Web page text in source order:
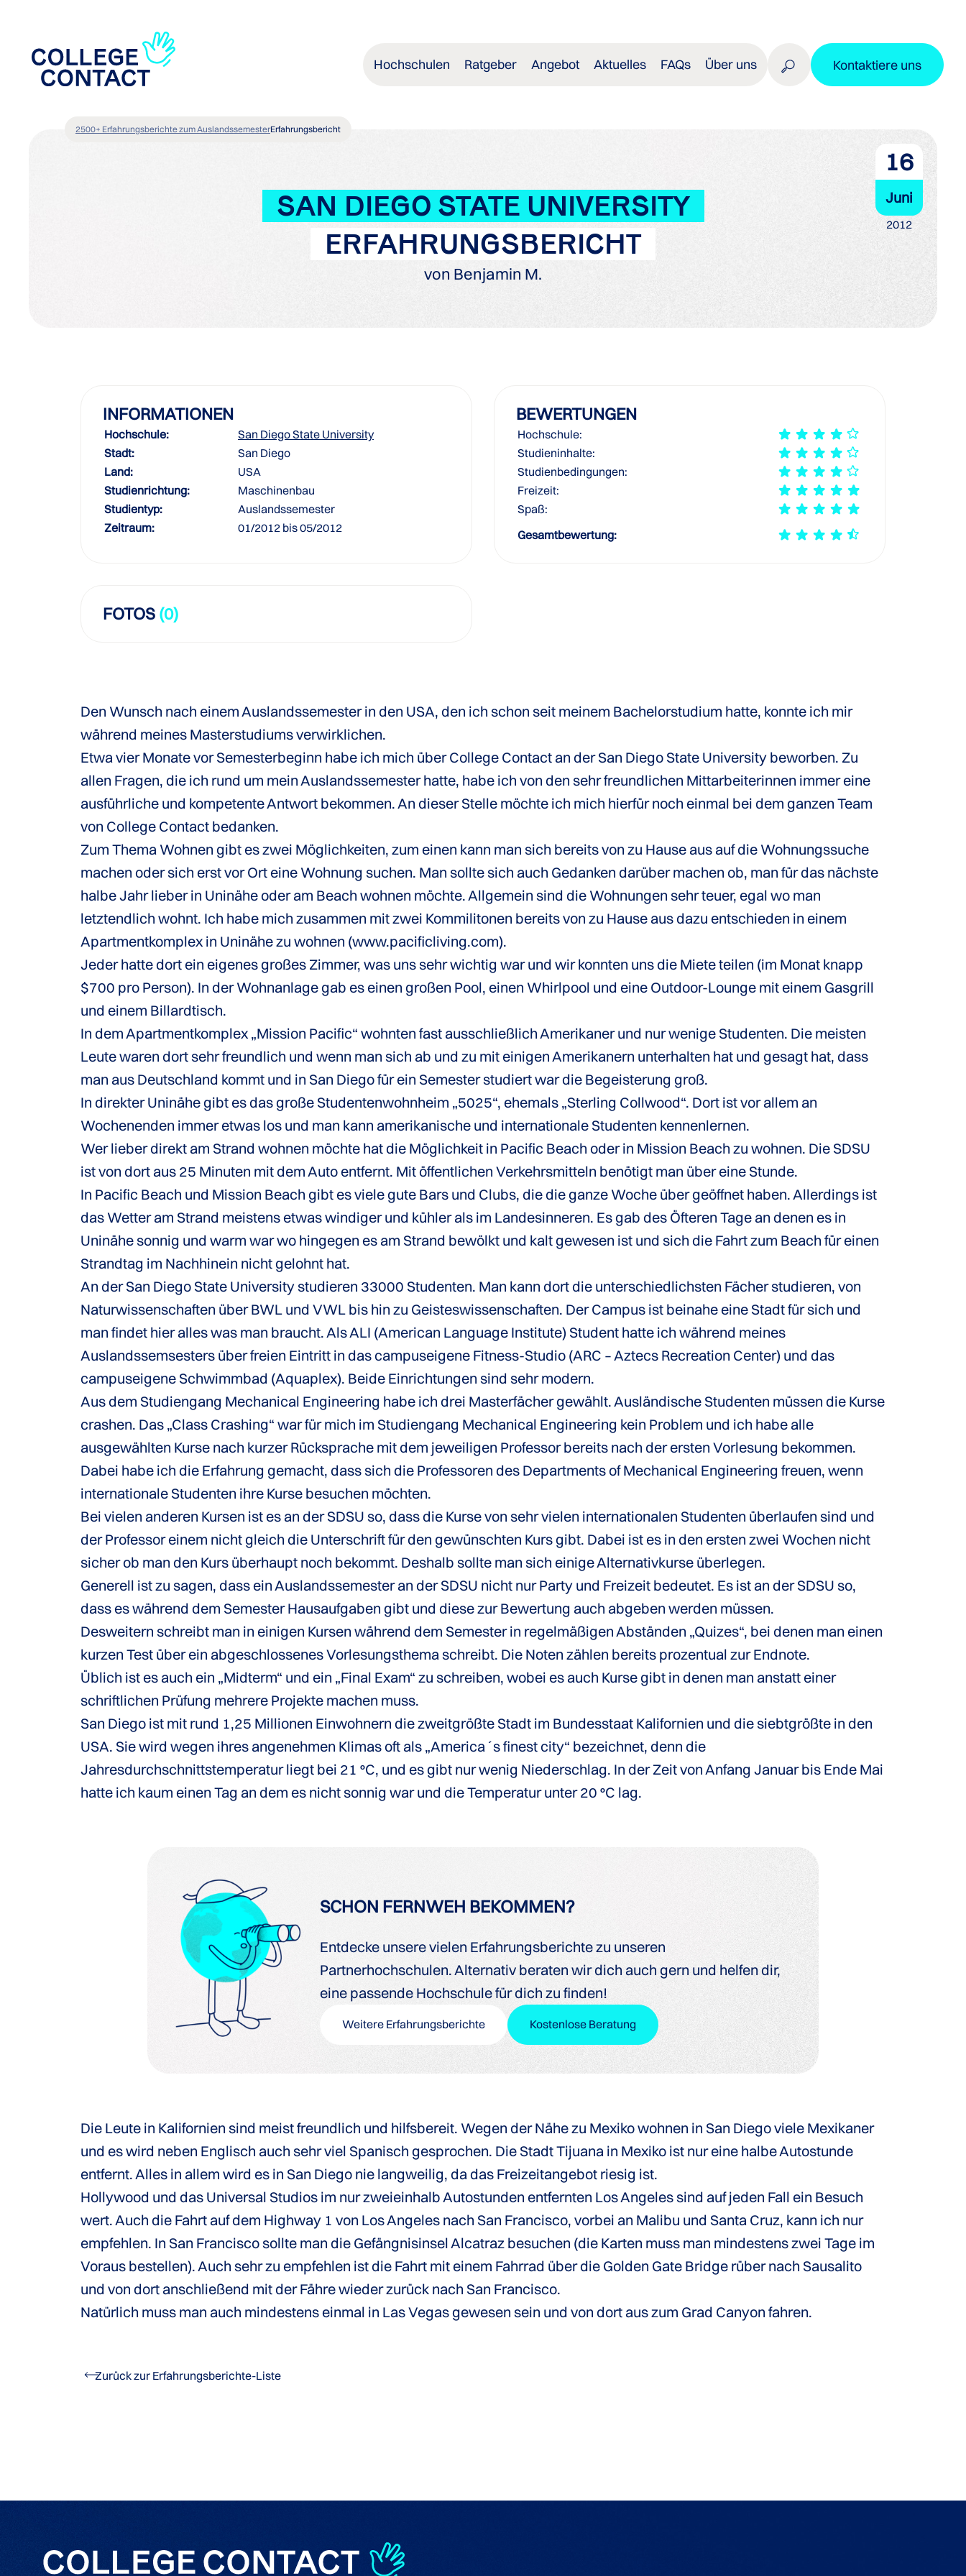
Hochschulen Ratgeber Angebot Aktuelles FAQs Über uns Kontaktiere uns
2500+ Erfahrungsberichte zum AuslandssemesterErfahrungsbericht
SAN DIEGO STATE UNIVERSITY
ERFAHRUNGSBERICHT
von Benjamin M.
16
Juni
2012
INFORMATIONEN
Hochschule:
San Diego State University
Stadt:
San Diego
Land:
USA
Studienrichtung:
Maschinenbau
Studientyp:
Auslandssemester
Zeitraum:
01/2012 bis 05/2012
BEWERTUNGEN
Hochschule:
Studieninhalte:
Studienbedingungen:
Freizeit:
Spaß:
Gesamtbewertung:
FOTOS (0)
Den Wunsch nach einem Auslandssemester in den USA, den ich schon seit meinem Bachelorstudium hatte, konnte ich mir
während meines Masterstudiums verwirklichen.
Etwa vier Monate vor Semesterbeginn habe ich mich über College Contact an der San Diego State University beworben. Zu
allen Fragen, die ich rund um mein Auslandssemester hatte, habe ich von den sehr freundlichen Mittarbeiterinnen immer eine
ausführliche und kompetente Antwort bekommen. An dieser Stelle möchte ich mich hierfür noch einmal bei dem ganzen Team
von College Contact bedanken.
Zum Thema Wohnen gibt es zwei Möglichkeiten, zum einen kann man sich bereits von zu Hause aus auf die Wohnungssuche
machen oder sich erst vor Ort eine Wohnung suchen. Man sollte sich auch Gedanken darüber machen ob, man für das nächste
halbe Jahr lieber in Uninähe oder am Beach wohnen möchte. Allgemein sind die Wohnungen sehr teuer, egal wo man
letztendlich wohnt. Ich habe mich zusammen mit zwei Kommilitonen bereits von zu Hause aus dazu entschieden in einem
Apartmentkomplex in Uninähe zu wohnen (www.pacificliving.com).
Jeder hatte dort ein eigenes großes Zimmer, was uns sehr wichtig war und wir konnten uns die Miete teilen (im Monat knapp
$700 pro Person). In der Wohnanlage gab es einen großen Pool, einen Whirlpool und eine Outdoor-Lounge mit einem Gasgrill
und einem Billardtisch.
In dem Apartmentkomplex „Mission Pacific“ wohnten fast ausschließlich Amerikaner und nur wenige Studenten. Die meisten
Leute waren dort sehr freundlich und wenn man sich ab und zu mit einigen Amerikanern unterhalten hat und gesagt hat, dass
man aus Deutschland kommt und in San Diego für ein Semester studiert war die Begeisterung groß.
In direkter Uninähe gibt es das große Studentenwohnheim „5025“, ehemals „Sterling Collwood“. Dort ist vor allem an
Wochenenden immer etwas los und man kann amerikanische und internationale Studenten kennenlernen.
Wer lieber direkt am Strand wohnen möchte hat die Möglichkeit in Pacific Beach oder in Mission Beach zu wohnen. Die SDSU
ist von dort aus 25 Minuten mit dem Auto entfernt. Mit öffentlichen Verkehrsmitteln benötigt man über eine Stunde.
In Pacific Beach und Mission Beach gibt es viele gute Bars und Clubs, die die ganze Woche über geöffnet haben. Allerdings ist
das Wetter am Strand meistens etwas windiger und kühler als im Landesinneren. Es gab des Öfteren Tage an denen es in
Uninähe sonnig und warm war wo hingegen es am Strand bewölkt und kalt gewesen ist und sich die Fahrt zum Beach für einen
Strandtag im Nachhinein nicht gelohnt hat.
An der San Diego State University studieren 33000 Studenten. Man kann dort die unterschiedlichsten Fächer studieren, von
Naturwissenschaften über BWL und VWL bis hin zu Geisteswissenschaften. Der Campus ist beinahe eine Stadt für sich und
man findet hier alles was man braucht. Als ALI (American Language Institute) Student hatte ich während meines
Auslandssemsesters über freien Eintritt in das campuseigene Fitness-Studio (ARC – Aztecs Recreation Center) und das
campuseigene Schwimmbad (Aquaplex). Beide Einrichtungen sind sehr modern.
Aus dem Studiengang Mechanical Engineering habe ich drei Masterfächer gewählt. Ausländische Studenten müssen die Kurse
crashen. Das „Class Crashing“ war für mich im Studiengang Mechanical Engineering kein Problem und ich habe alle
ausgewählten Kurse nach kurzer Rücksprache mit dem jeweiligen Professor bereits nach der ersten Vorlesung bekommen.
Dabei habe ich die Erfahrung gemacht, dass sich die Professoren des Departments of Mechanical Engineering freuen, wenn
internationale Studenten ihre Kurse besuchen möchten.
Bei vielen anderen Kursen ist es an der SDSU so, dass die Kurse von sehr vielen internationalen Studenten überlaufen sind und
der Professor einem nicht gleich die Unterschrift für den gewünschten Kurs gibt. Dabei ist es in den ersten zwei Wochen nicht
sicher ob man den Kurs überhaupt noch bekommt. Deshalb sollte man sich einige Alternativkurse überlegen.
Generell ist zu sagen, dass ein Auslandssemester an der SDSU nicht nur Party und Freizeit bedeutet. Es ist an der SDSU so,
dass es während dem Semester Hausaufgaben gibt und diese zur Bewertung auch abgeben werden müssen.
Desweitern schreibt man in einigen Kursen während dem Semester in regelmäßigen Abständen „Quizes“, bei denen man einen
kurzen Test über ein abgeschlossenes Vorlesungsthema schreibt. Die Noten zählen bereits prozentual zur Endnote.
Üblich ist es auch ein „Midterm“ und ein „Final Exam“ zu schreiben, wobei es auch Kurse gibt in denen man anstatt einer
schriftlichen Prüfung mehrere Projekte machen muss.
San Diego ist mit rund 1,25 Millionen Einwohnern die zweitgrößte Stadt im Bundesstaat Kalifornien und die siebtgrößte in den
USA. Sie wird wegen ihres angenehmen Klimas oft als „America´s finest city“ bezeichnet, denn die
Jahresdurchschnittstemperatur liegt bei 21 °C, und es gibt nur wenig Niederschlag. In der Zeit von Anfang Januar bis Ende Mai
hatte ich kaum einen Tag an dem es nicht sonnig war und die Temperatur unter 20 °C lag.
SCHON FERNWEH BEKOMMEN?
Entdecke unsere vielen Erfahrungsberichte zu unseren
Partnerhochschulen. Alternativ beraten wir dich auch gern und helfen dir,
eine passende Hochschule für dich zu finden!
Weitere Erfahrungsberichte Kostenlose Beratung
Die Leute in Kalifornien sind meist freundlich und hilfsbereit. Wegen der Nähe zu Mexiko wohnen in San Diego viele Mexikaner
und es wird neben Englisch auch sehr viel Spanisch gesprochen. Die Stadt Tijuana in Mexiko ist nur eine halbe Autostunde
entfernt. Alles in allem wird es in San Diego nie langweilig, da das Freizeitangebot riesig ist.
Hollywood und das Universal Studios im nur zweieinhalb Autostunden entfernten Los Angeles sind auf jeden Fall ein Besuch
wert. Auch die Fahrt auf dem Highway 1 von Los Angeles nach San Francisco, vorbei an Malibu und Santa Cruz, kann ich nur
empfehlen. In San Francisco sollte man die Gefängnisinsel Alcatraz besuchen (die Karten muss man mindestens zwei Tage im
Voraus bestellen). Auch sehr zu empfehlen ist die Fahrt mit einem Fahrrad über die Golden Gate Bridge rüber nach Sausalito
und von dort anschließend mit der Fähre wieder zurück nach San Francisco.
Natürlich muss man auch mindestens einmal in Las Vegas gewesen sein und von dort aus zum Grad Canyon fahren.
Zurück zur Erfahrungsberichte-Liste